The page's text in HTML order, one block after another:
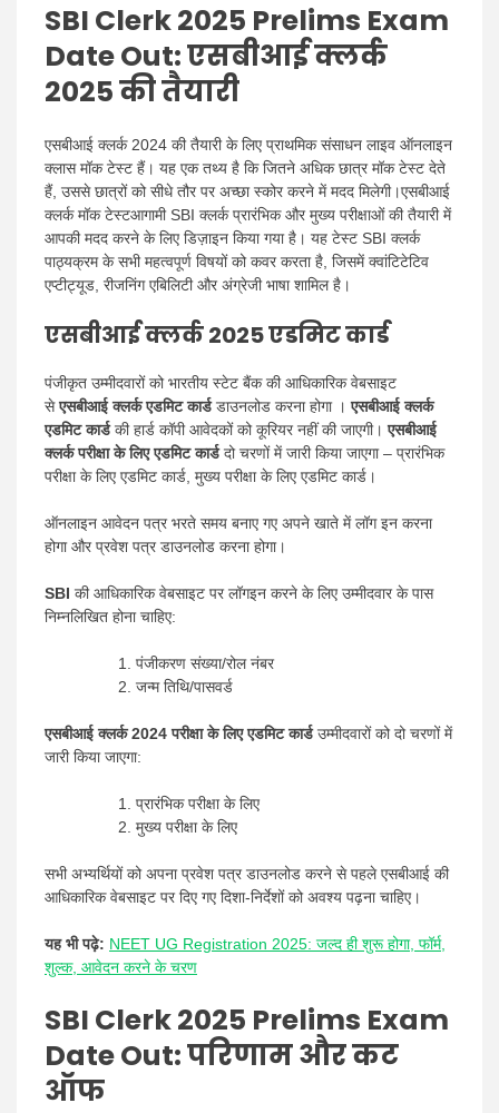
SBI Clerk 2025 Prelims Exam
Date Out: एसबीआई क्लर्क
2025 की तैयारी
एसबीआई क्लर्क 2024 की तैयारी के लिए प्राथमिक संसाधन लाइव ऑनलाइन
क्लास मॉक टेस्ट हैं। यह एक तथ्य है कि जितने अधिक छात्र मॉक टेस्ट देते
हैं, उससे छात्रों को सीधे तौर पर अच्छा स्कोर करने में मदद मिलेगी।एसबीआई
क्लर्क मॉक टेस्टआगामी SBI क्लर्क प्रारंभिक और मुख्य परीक्षाओं की तैयारी में
आपकी मदद करने के लिए डिज़ाइन किया गया है। यह टेस्ट SBI क्लर्क
पाठ्यक्रम के सभी महत्वपूर्ण विषयों को कवर करता है, जिसमें क्वांटिटेटिव
एप्टीट्यूड, रीजनिंग एबिलिटी और अंग्रेजी भाषा शामिल है।
एसबीआई क्लर्क 2025 एडमिट कार्ड
पंजीकृत उम्मीदवारों को भारतीय स्टेट बैंक की आधिकारिक वेबसाइट
सेएसबीआई क्लर्क एडमिट कार्डडाउनलोड करना होगा ।एसबीआई क्लर्क
एडमिट कार्डकी हार्ड कॉपी आवेदकों को कूरियर नहीं की जाएगी।एसबीआई
क्लर्क परीक्षा के लिए एडमिट कार्डदो चरणों में जारी किया जाएगा – प्रारंभिक
परीक्षा के लिए एडमिट कार्ड, मुख्य परीक्षा के लिए एडमिट कार्ड।
ऑनलाइन आवेदन पत्र भरते समय बनाए गए अपने खाते में लॉग इन करना
होगा और प्रवेश पत्र डाउनलोड करना होगा।
SBI की आधिकारिक वेबसाइट पर लॉगइन करने के लिए उम्मीदवार के पास
निम्नलिखित होना चाहिए:
पंजीकरण संख्या/रोल नंबर
जन्म तिथि/पासवर्ड
एसबीआई क्लर्क 2024 परीक्षा के लिए एडमिट कार्डउम्मीदवारों को दो चरणों में
जारी किया जाएगा:
प्रारंभिक परीक्षा के लिए
मुख्य परीक्षा के लिए
सभी अभ्यर्थियों को अपना प्रवेश पत्र डाउनलोड करने से पहले एसबीआई की
आधिकारिक वेबसाइट पर दिए गए दिशा-निर्देशों को अवश्य पढ़ना चाहिए।
यह भी पढ़े: NEET UG Registration 2025: जल्द ही शुरू होगा, फॉर्म,
शुल्क, आवेदन करने के चरण
SBI Clerk 2025 Prelims Exam
Date Out:परिणाम और कट
ऑफ